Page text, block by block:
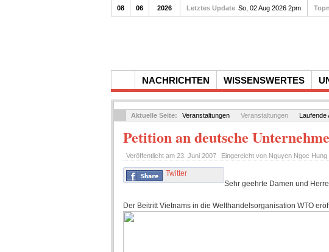
NACHRICHTEN WISSENSWERTES
08 06 2026 Letztes Update So, 02 Aug 2026 2pm
Aktuelle Seite: Veranstaltungen Veranstaltungen Laufende
Petition an deutsche
Veröffentlicht am 23. Juni 2007 Eingereicht von Nguyen Ngoc Hung
Twitter
Sehr geehrte Damen und
Der Beitritt Vietnams in die Welthandelsorganisation WTO